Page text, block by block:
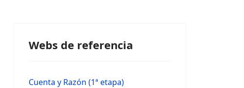
Webs de referencia
Cuenta y Razón (1ª etapa)